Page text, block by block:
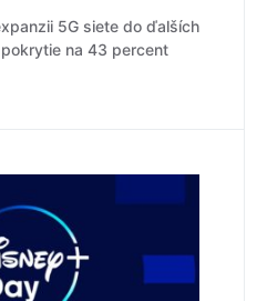
5G siete do ďalších
na 43 percent